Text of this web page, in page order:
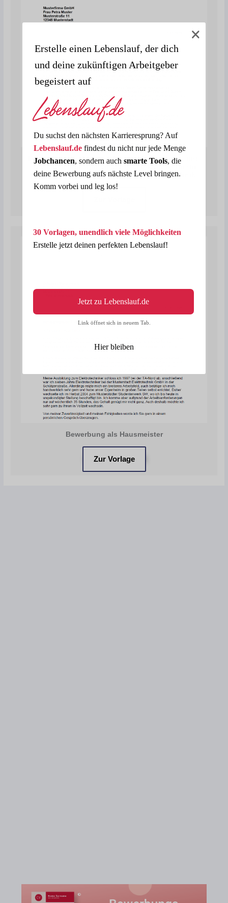
Bewerbung als Elektroniker für Informations- und
Telekommunikationstechnik / Elektronikerin für
Informations- und Telekommunikationstechnik
Bewerbung als Hausmeister
Zur Vorlage
Erstelle einen Lebenslauf, der dich
und deine zukünftigen Arbeitgeber
begeistert auf
Link öffnet sich in neuem Tab.
Hier bleiben
Du suchst den nächsten Karrieresprung? Auf
Lebenslauf.defindest du nicht nur jede Menge
Jobchancen, sondern auch smarte Tools, die
deine Bewerbung aufs nächste Level bringen.
Komm vorbei und leg los!
30 Vorlagen, unendlich viele Möglichkeiten
Erstelle jetzt deinen perfekten Lebenslauf!
Jetzt zu Lebenslauf.de